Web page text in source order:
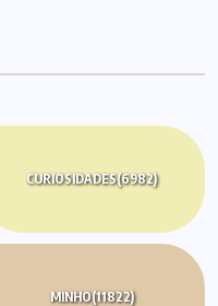
CURIOSIDADES(6982)
MINHO(11822)